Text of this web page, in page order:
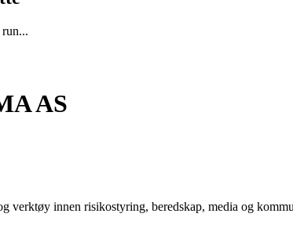
AS
verktøy innen risikostyring, beredskap, media og